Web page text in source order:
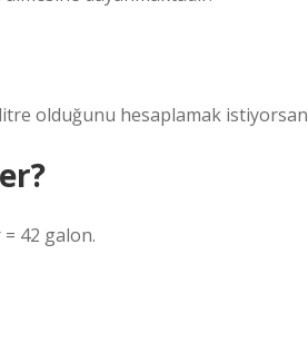
olduğunu hesaplamak
42 galon.